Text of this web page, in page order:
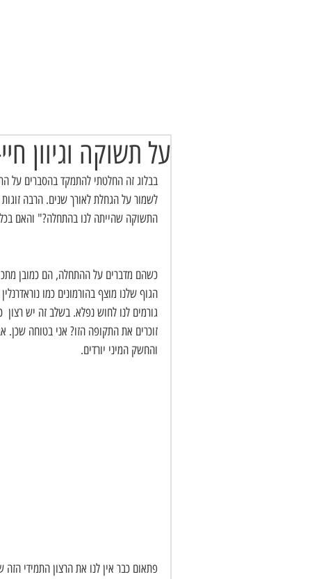
על תשוקה וגיוון
בבלוג זה החלטתי להתמקד בהסברים על
לשמור על הגחלת לאורך שנים. הרבה
התשוקה שהייתה לנו בהתחלה?" והאם
כשהם מדברים על ההתחלה, הם כמובן
הגוף שלנו מוצף בהורמונים כמו
גורמים לנו לחוש נפלא. בשלב זה יש רצון
זוכרים את התקופה הזו? אני בטוחה
והחשק המיני יורדים.
פתאום כבר אין לנו את הרצון התמידי